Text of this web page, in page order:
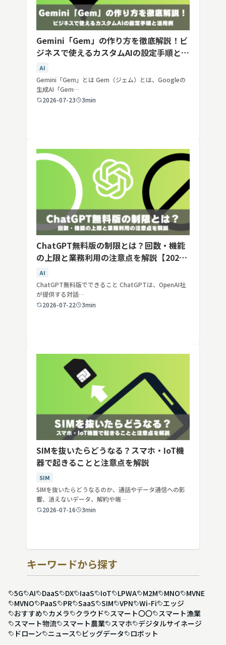
Gemini「Gem」の作り方を徹底解説！ビ
ジネスで使えるカスタムAIの設定手順と活
用例
AI
Gemini「Gem」とは Gem（ジェム）とは、Googleの
生成AI「Gem…
2026-07-23
3min
ChatGPT無料版の制限とは？回数・機能
の上限と業務利用の注意点を解説【2026
年最新】
AI
ChatGPT無料版でできること ChatGPTは、OpenAI社
が提供する対話…
2026-07-22
3min
SIMを抜いたらどうなる？スマホ・IoT機
器で起きることと注意点を解説
SIM
SIMを抜いたらどうなるのか、通話やデータ通信への影
響、消えないデータ、解約や端…
2026-07-16
3min
キーワードから探す
5G AI DaaS DX IaaS IoT LPWA M2M MNO
MVNE
MVNO
PaaS PR SaaS SIM VPN Wi-Fi
エッジ
おすすめ
カメラ クラウド スマート〇〇
スマート漁業
スマート物流
スマート農業 スマホ
デジタルサイネージ
ドローン
ニュース ビッグデータ ロボット